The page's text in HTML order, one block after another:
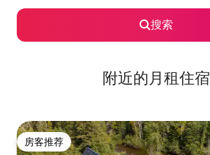
搜索
附近的月租住宿
房客推荐
房客推荐